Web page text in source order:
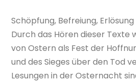
Schöpfung, Befreiung,
Durch das Hören dieser Texte
von Ostern als Fest der
und des Sieges über den Tod
Lesungen in der Osternacht